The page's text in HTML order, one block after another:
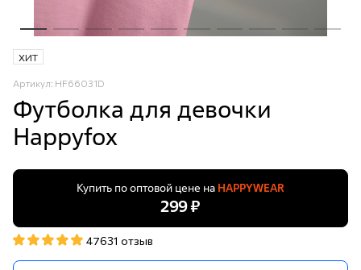
ХИТ
Артикул: HF66031D
Футболка для девочки
Happyfox
Купить по оптовой цене на HAPPYWEAR
299 ₽
47631 отзыв